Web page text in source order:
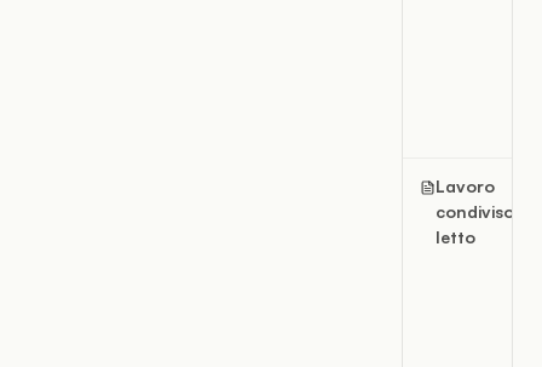
Lavoro
condiviso
letto